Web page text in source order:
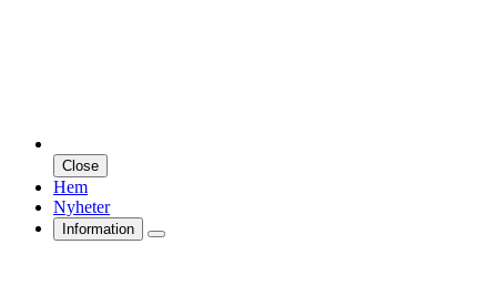
Close
Hem
Nyheter
Information